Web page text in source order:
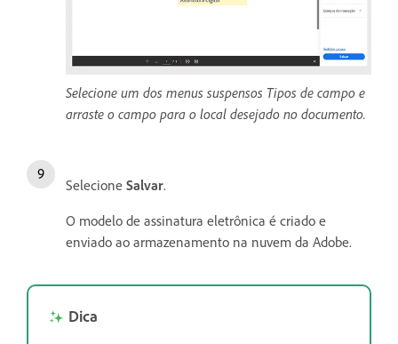
Selecione um dos menus suspensos Tipos de campo e
arraste o campo para o local desejado no documento.
Selecione Salvar.
O modelo de assinatura eletrônica é criado e
enviado ao armazenamento na nuvem da Adobe.
Dica